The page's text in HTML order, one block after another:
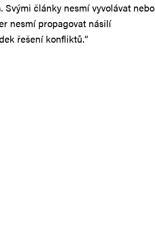
články nesmí vyvolávat nebo
nesmí propagovat násilí
řešení konfliktů.“